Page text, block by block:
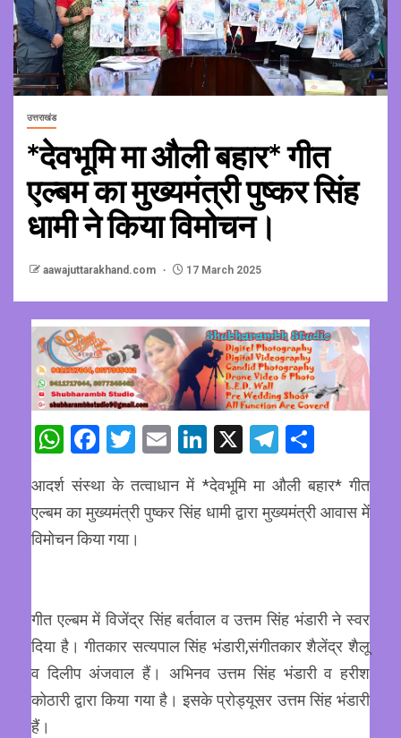
उत्तराखंड
*देवभूमि मा औली बहार* गीत
एल्बम का मुख्यमंत्री पुष्कर सिंह
धामी ने किया विमोचन।
aawajuttarakhand.com 17 March 2025
WhatsApp
Facebook
Twitter
EmailLinkedIn
X Telegram
आदर्श संस्था के तत्वाधान में *देवभूमि मा औली बहार* गीत
एल्बम का मुख्यमंत्री पुष्कर सिंह धामी द्वारा मुख्यमंत्री आवास में
विमोचन किया गया।
गीत एल्बम में विजेंद्र सिंह बर्तवाल व उत्तम सिंह भंडारी ने स्वर
दिया है। गीतकार सत्यपाल सिंह भंडारी,संगीतकार शैलेंद्र शैलू
व दिलीप अंजवाल हैं। अभिनव उत्तम सिंह भंडारी व हरीश
कोठारी द्वारा किया गया है। इसके प्रोड्यूसर उत्तम सिंह भंडारी
हैं।